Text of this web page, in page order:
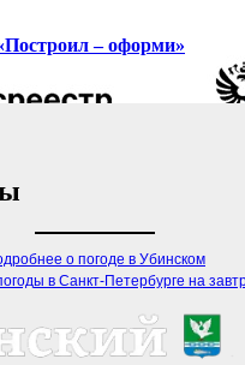
– оформи»
о погоде в Убинском
в Санкт-Петербурге на